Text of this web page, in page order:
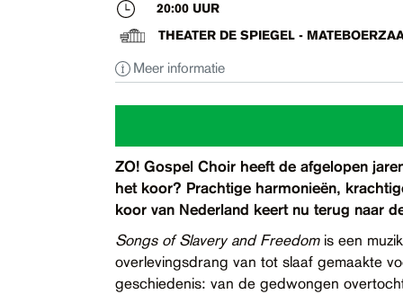
Over ons
Eten & drinken
Toegankelijkheid
20:00 UUR
THEATER DE SPIEGEL -
Meer informatie
ZO! Gospel Choir heeft de afgelopen
het koor? Prachtige harmonieën,
koor van Nederland keert nu terug naar
Songs of Slavery and Freedom is een
overlevingsdrang van tot slaaf gemaakte
geschiedenis: van de gedwongen